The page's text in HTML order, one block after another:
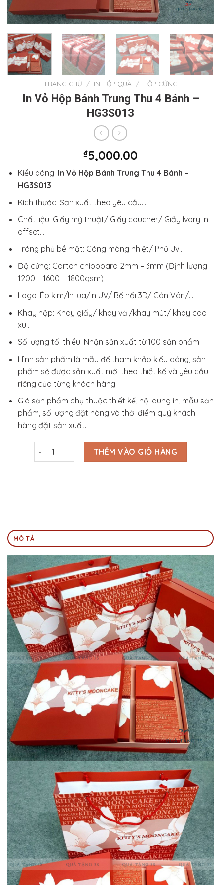
TRANG CHỦ / IN HỘP QUÀ / HỘP CỨNG
In Vỏ Hộp Bánh Trung Thu 4 Bánh –
HG3S013
₫5,000.00
Kiểu dáng: In Vỏ Hộp Bánh Trung Thu 4 Bánh –
HG3S013
Kích thước: Sản xuất theo yêu cầu…
Chất liệu: Giấy mỹ thuật/ Giấy coucher/ Giấy Ivory in
offset…
Tráng phủ bề mặt: Cáng màng nhiệt/ Phủ Uv…
Độ cứng: Carton chipboard 2mm – 3mm (Định lượng
1200 – 1600 – 1800gsm)
Logo: Ép kim/In lụa/In UV/ Bế nổi 3D/ Cán Vân/…
Khay hộp: Khay giấy/ khay vải/khay mút/ khay cao
xu…
Số lượng tối thiểu: Nhận sản xuất từ 100 sản phẩm
Hình sản phẩm là mẫu để tham khảo kiểu dáng, sản
phẩm sẽ được sản xuất mới theo thiết kế và yêu cầu
riêng của từng khách hàng.
Giá sản phẩm phụ thuộc thiết kế, nội dung in, mẫu sản
phẩm, số lượng đặt hàng và thời điểm quý khách
hàng đặt sản xuất.
In Vỏ Hộp Bánh Trung Thu 4 Bánh - HG3S013 số lượng
THÊM VÀO GIỎ HÀNG
MÔ TẢ